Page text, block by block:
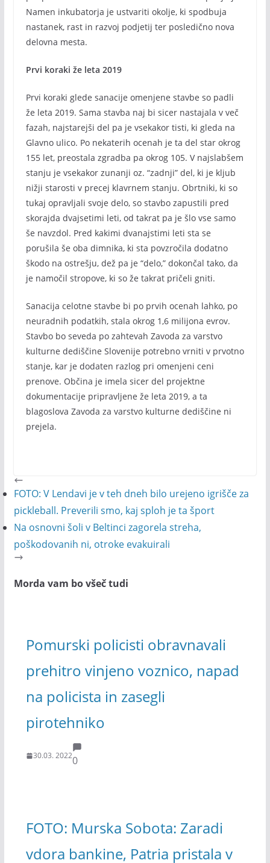
Namen inkubatorja je ustvariti okolje, ki spodbuja
nastanek, rast in razvoj podjetij ter posledično nova
delovna mesta.
Prvi koraki že leta 2019
Prvi koraki glede sanacije omenjene stavbe so padli
že leta 2019. Sama stavba naj bi sicer nastajala v več
fazah, najstarejši del pa je vsekakor tisti, ki gleda na
Glavno ulico. Po nekaterih ocenah je ta del star okrog
155 let, preostala zgradba pa okrog 105. V najslabšem
stanju je vsekakor zunanji oz. “zadnji” del, ki je kljub
nižji starosti v precej klavrnem stanju. Obrtniki, ki so
tukaj opravljali svoje delo, so stavbo zapustili pred
skorajda dvajsetimi leti, od takrat pa je šlo vse samo
še navzdol. Pred kakimi dvanajstimi leti sta se
porušila še oba dimnika, ki sta povzročila dodatno
škodo na ostrešju, dež pa je “delo,” dokončal tako, da
je namočil stropove, ki so že takrat pričeli gniti.
Sanacija celotne stavbe bi po prvih ocenah lahko, po
neuradnih podatkih, stala okrog 1,6 milijona evrov.
Stavbo bo seveda po zahtevah Zavoda za varstvo
kulturne dediščine Slovenije potrebno vrniti v prvotno
stanje, kar je dodaten razlog pri omenjeni ceni
prenove. Občina je imela sicer del projektne
dokumentacije pripravljene že leta 2019, a ta
blagoslova Zavoda za varstvo kulturne dediščine ni
prejela.
FOTO: V Lendavi je v teh dneh bilo urejeno igrišče za
pickleball. Preverili smo, kaj sploh je ta šport
Na osnovni šoli v Beltinci zagorela streha,
poškodovanih ni, otroke evakuirali
Morda vam bo všeč tudi
Pomurski policisti obravnavali
prehitro vinjeno voznico, napad
na policista in zasegli
pirotehniko
30.03. 20220
FOTO: Murska Sobota: Zaradi
vdora bankine, Patria pristala v